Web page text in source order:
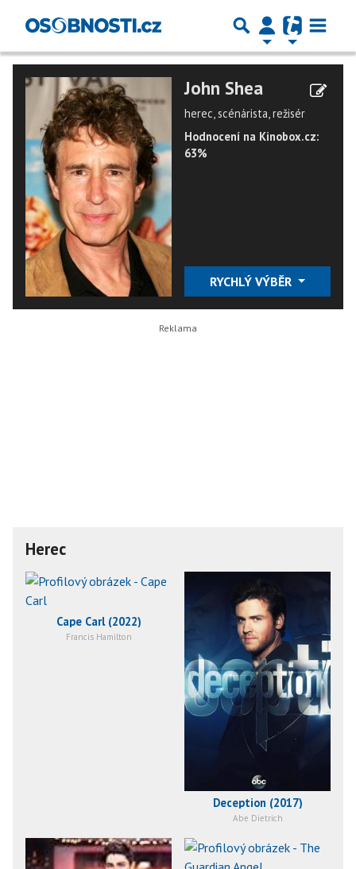
John Shea
herec, scénárista, režisér
Hodnocení na Kinobox.cz:
63%
RYCHLÝ VÝBĚR
Herec
Cape Carl (2022)
Francis Hamilton
Deception (2017)
Abe Dietrich